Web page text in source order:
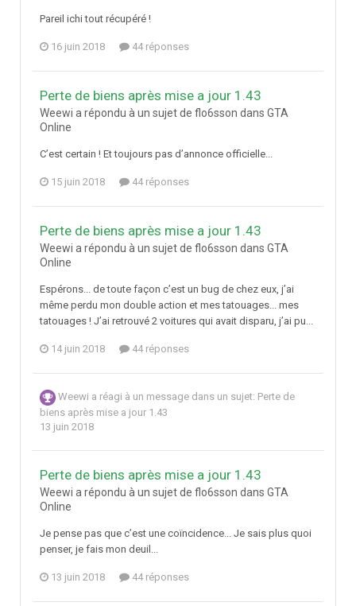
Pareil ichi tout récupéré !
16 juin 2018 44 réponses
Perte de biens après mise a jour 1.43
Weewi a répondu à un sujet de flo6sson dans GTA
Online
C’est certain ! Et toujours pas d’annonce officielle...
15 juin 2018 44 réponses
Perte de biens après mise a jour 1.43
Weewi a répondu à un sujet de flo6sson dans GTA
Online
Espérons... de toute façon c’est un bug de chez eux, j’ai
même perdu mon double action et mes tatouages... mes
tatouages ! J’ai retrouvé 2 voitures qui avait disparu, j’ai pu...
14 juin 2018 44 réponses
Weewi a réagi à un message dans un sujet: Perte de
biens après mise a jour 1.43
13 juin 2018
Perte de biens après mise a jour 1.43
Weewi a répondu à un sujet de flo6sson dans GTA
Online
Je pense pas que c’est une coïncidence... Je sais plus quoi
penser, je fais mon deuil...
13 juin 2018 44 réponses